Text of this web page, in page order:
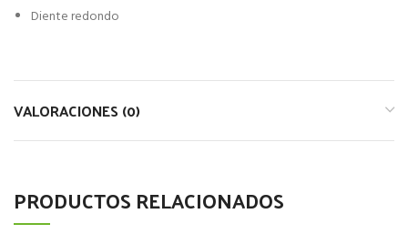
Diente redondo
VALORACIONES (0)
PRODUCTOS RELACIONADOS